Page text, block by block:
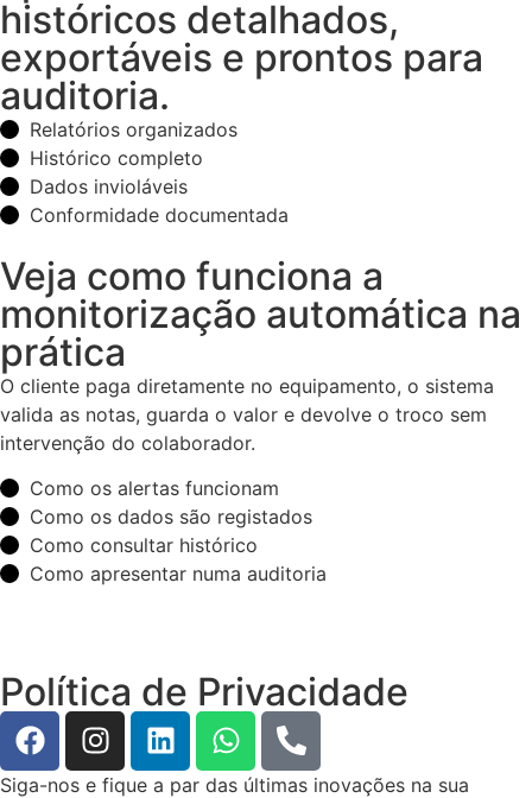
históricos detalhados,
exportáveis e prontos para
auditoria.
Relatórios organizados
Histórico completo
Dados invioláveis
Conformidade documentada
Veja como funciona a
monitorização automática na
prática
O cliente paga diretamente no equipamento, o sistema
valida as notas, guarda o valor e devolve o troco sem
intervenção do colaborador.
Como os alertas funcionam
Como os dados são registados
Como consultar histórico
Como apresentar numa auditoria
Política de Privacidade
Siga-nos e fique a par das últimas inovações na sua